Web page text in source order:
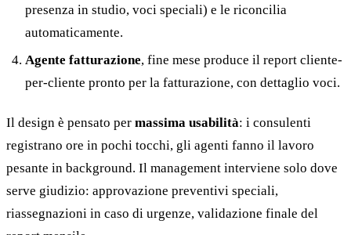
presenza in studio, voci speciali) e le riconcilia
automaticamente.
Agente fatturazione, fine mese produce il report cliente-
per-cliente pronto per la fatturazione, con dettaglio voci.
Il design è pensato per massima usabilità: i consulenti
registrano ore in pochi tocchi, gli agenti fanno il lavoro
pesante in background. Il management interviene solo dove
serve giudizio: approvazione preventivi speciali,
riassegnazioni in caso di urgenze, validazione finale del